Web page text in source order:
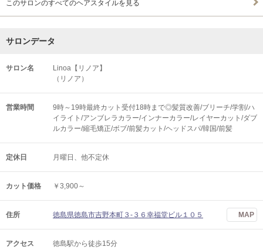
このサロンのすべてのヘアスタイルを見る
サロンデータ
サロン名
Linoa【リノア】
（リノア）
営業時間
9時～19時最終カット受付18時まで◎髪質改善/ブリーチ/学割/ハ
イライト/アンブレラカラー/インナーカラー/レイヤーカット/ダブ
ルカラー/縮毛矯正/ボブ/前髪カット/ヘッドスパ/韓国/前髪
定休日 月曜日、他不定休
カット価格 ￥3,900～
住所 徳島県徳島市吉野本町３-３６幸福堂ビル１０５ MAP
アクセス 徳島駅から徒歩15分